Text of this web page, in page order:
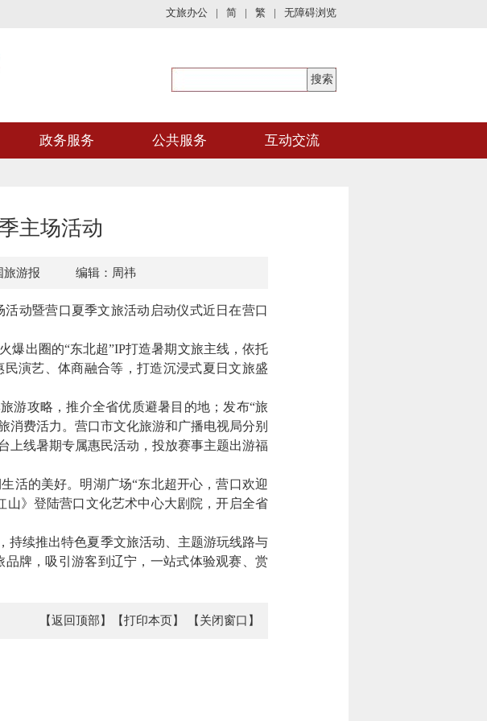
文旅办公 | 简 | 繁 | 无障碍浏览
政务服务 公共服务 互动交流
主场活动
旅游报 编辑：周祎
暨营口夏季文旅活动启动仪式近日在营口
出圈的“东北超”IP打造暑期文旅主线，依托
演艺、体商融合等，打造沉浸式夏日文旅盛
攻略，推介全省优质避暑目的地；发布“旅
消费活力。营口市文化旅游和广播电视局分别
上线暑期专属惠民活动，投放赛事主题出游福
的美好。明湖广场“东北超开心，营口欢迎
》登陆营口文化艺术中心大剧院，开启全省
续推出特色夏季文旅活动、主题游玩线路与
牌，吸引游客到辽宁，一站式体验观赛、赏
【返回顶部】 【打印本页】 【关闭窗口】